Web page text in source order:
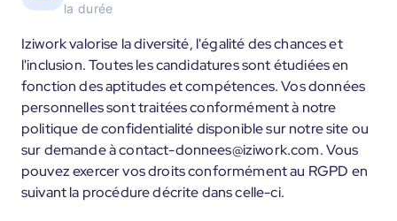
la durée
Iziwork valorise la diversité, l'égalité des chances et
l'inclusion. Toutes les candidatures sont étudiées en
fonction des aptitudes et compétences. Vos données
personnelles sont traitées conformément à notre
politique de confidentialité disponible sur notre site ou
sur demande à contact-donnees@iziwork.com. Vous
pouvez exercer vos droits conformément au RGPD en
suivant la procédure décrite dans celle-ci.